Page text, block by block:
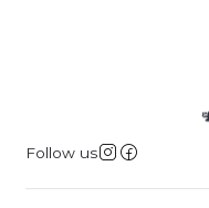
Follow us